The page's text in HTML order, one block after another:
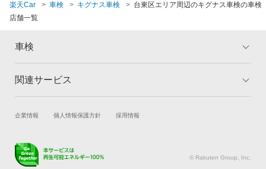
楽天Car 車検 キグナス車検
台東区エリア周辺のキグナス車検の車検
店舗一覧
車検
トップ
車検の基礎知識 キャンペーン一覧
関連サービス
試乗・商談 新車購入
キズ修理予約
企業情報 個人情報保護方針 採用情報
© Rakuten Group, Inc.